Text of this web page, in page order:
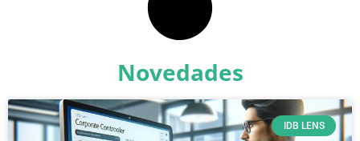
Novedades
IDB LENS